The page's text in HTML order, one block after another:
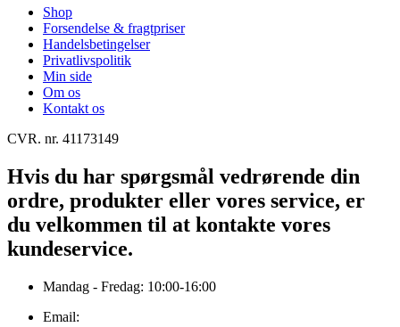
Shop
Forsendelse & fragtpriser
Handelsbetingelser
Privatlivspolitik
Min side
Om os
Kontakt os
CVR. nr. 41173149
Hvis du har spørgsmål vedrørende din
ordre, produkter eller vores service, er
du velkommen til at kontakte vores
kundeservice.
Mandag - Fredag: 10:00-16:00
Email: